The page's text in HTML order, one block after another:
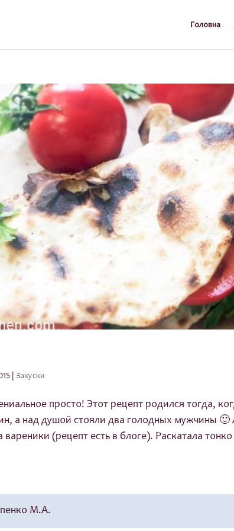
Головна
|Закуски
просто! Этот рецепт родился тогда,
а над душой стояли два голодных мужчины 🙂
вареники (рецепт есть в блоге). Раскатала
М.А.